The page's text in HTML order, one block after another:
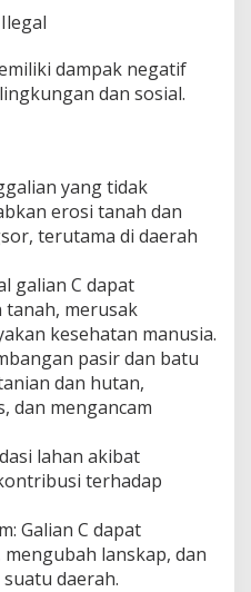
a
a
n
T
d
u
g
a
u
a
t
e
n
g
l
o
l
n
y
dampak negatif
dan sosial.
yang tidak
erosi tanah dan
terutama di daerah
galian C dapat
tanah, merusak
kesehatan manusia.
pasir dan batu
dan hutan,
dan mengancam
lahan akibat
terhadap
Galian C dapat
lanskap, dan
daerah.